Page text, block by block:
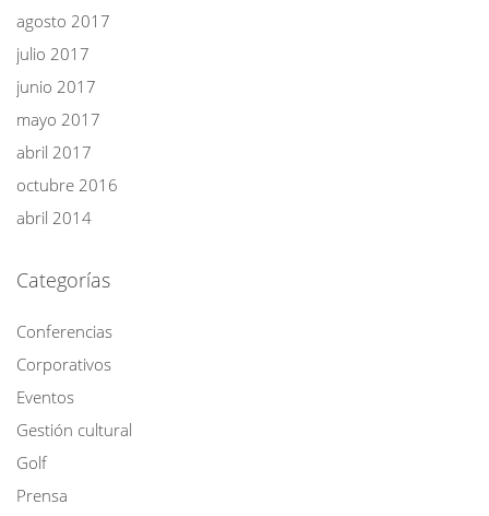
agosto 2017
julio 2017
junio 2017
mayo 2017
abril 2017
octubre 2016
abril 2014
Categorías
Conferencias
Corporativos
Eventos
Gestión cultural
Golf
Prensa